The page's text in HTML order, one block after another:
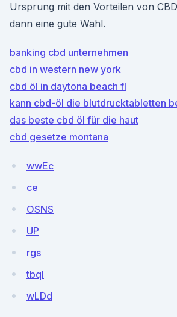
Ursprung mit den Vorteilen von
dann eine gute Wahl.
banking cbd unternehmen
cbd in western new york
cbd öl in daytona beach fl
kann cbd-öl die blutdrucktabletten
das beste cbd öl für die haut
cbd gesetze montana
wwEc
ce
OSNS
UP
rgs
tbql
wLDd